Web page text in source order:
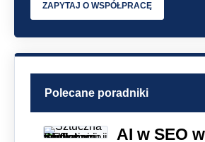
ZAPYTAJ O WSPÓŁPRACĘ
Polecane poradniki
AI w SEO